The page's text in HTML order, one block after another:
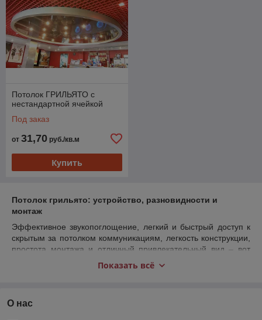
Потолок ГРИЛЬЯТО с
нестандартной ячейкой
Под заказ
от 31,70 руб./кв.м
Купить
Потолок грильято: устройство, разновидности и
монтаж
Эффективное звукопоглощение, легкий и быстрый доступ к
скрытым за потолком коммуникациям, легкость конструкции,
простота монтажа и отличный привлекательный вид – вот
далеко неполный список преимуществ, которыми обладает
современный подвесной потолок грильято. Именно
помещений. В этой статье вместе с сайтом stroisovety.org мы
Показать всё
О нас